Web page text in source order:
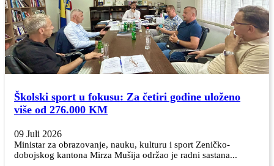
Školski sport u fokusu: Za četiri godine uloženo
više od 276.000 KM
09 Juli 2026
Ministar za obrazovanje, nauku, kulturu i sport Zeničko-
dobojskog kantona Mirza Mušija održao je radni sastana...